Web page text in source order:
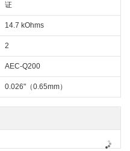
证
14.7 kOhms
2
AEC-Q200
0.026"（0.65mm）